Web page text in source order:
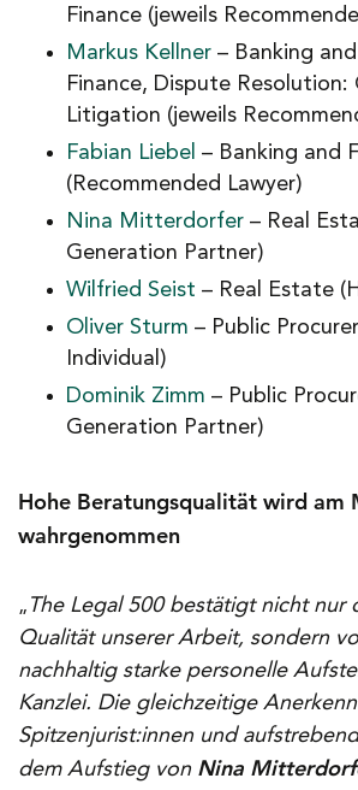
Finance (jeweils
Markus Kellner – Banking and
Finance, Dispute Resolution:
Litigation (jeweils
Fabian Liebel – Banking and
(Recommended Lawyer)
Nina Mitterdorfer – Real
Generation Partner)
Wilfried Seist – Real Estate
Oliver Sturm – Public
Individual)
Dominik Zimm – Public
Generation Partner)
Hohe Beratungsqualität wird am
wahrgenommen
„ The Legal 500 bestätigt nicht nur
Qualität unserer Arbeit, sondern
nachhaltig starke personelle
Kanzlei. Die gleichzeitige
Spitzenjurist:innen und
dem Aufstieg von Nina